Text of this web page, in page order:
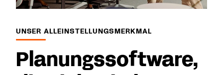
UNSER ALLEINSTELLUNGSMERKMAL
Planungssoftware,